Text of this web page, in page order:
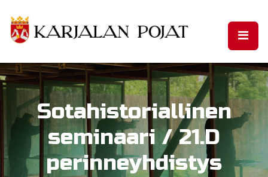
Sotahistoriallinen
seminaari / 21.D
perinneyhdistys